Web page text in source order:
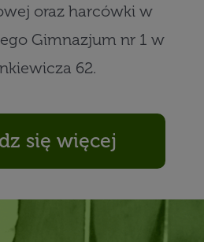
oraz harcówki w
Gimnazjum nr 1 w
62.
się więcej